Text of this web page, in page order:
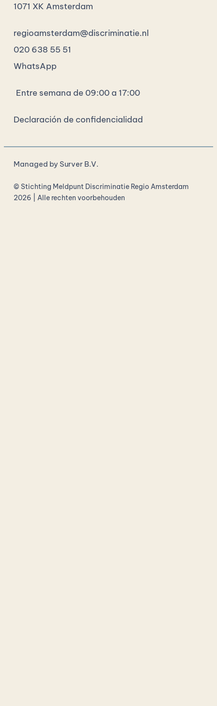
1071 XK Amsterdam
regioamsterdam@discriminatie.nl
020 638 55 51
WhatsApp
Entre semana de 09:00 a 17:00
Declaración de confidencialidad
© Stichting Meldpunt Discriminatie Regio Amsterdam
2026 | Alle rechten voorbehouden
Managed by Surver B.V.